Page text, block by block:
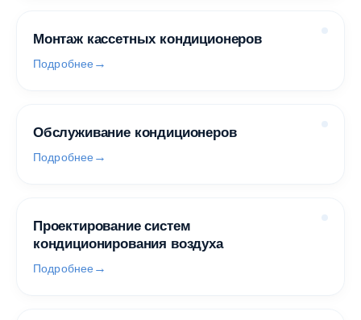
Монтаж кассетных кондиционеров
Подробнее
Обслуживание кондиционеров
Подробнее
Проектирование систем
кондиционирования воздуха
Подробнее